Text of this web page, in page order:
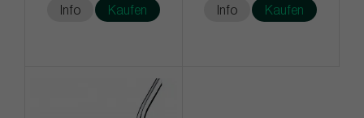
Info Kaufen Info Kaufen